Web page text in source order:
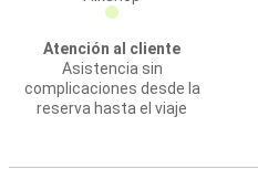
Atención al cliente
Asistencia sin
complicaciones desde la
reserva hasta el viaje